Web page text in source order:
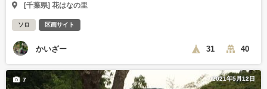
[千葉県] 花はなの里
ソロ 区画サイト
かいざー 31 40
2021年5月12日
7